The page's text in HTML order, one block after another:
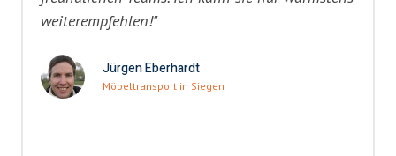
weiterempfehlen!"
Jürgen Eberhardt
Möbeltransport in Siegen